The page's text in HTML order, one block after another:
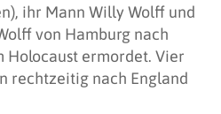
ihr Mann Willy Wolff und
von Hamburg nach
Holocaust ermordet. Vier
rechtzeitig nach England